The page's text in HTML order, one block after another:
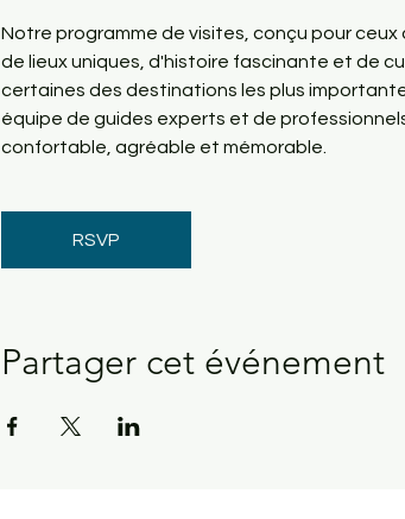
Notre programme de visites, conçu pour
de lieux uniques, d'histoire fascinante et de
certaines des destinations les plus
équipe de guides experts et de
confortable, agréable et mémorable.
RSVP
Partager cet événement